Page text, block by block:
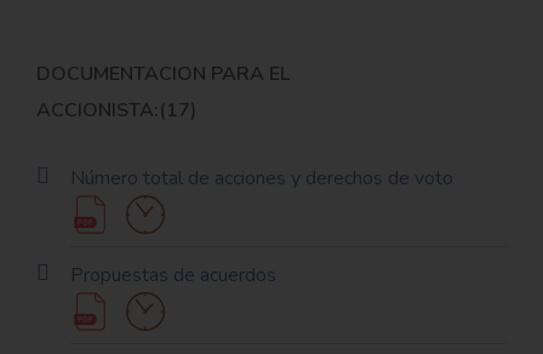
DOCUMENTACION PARA EL
ACCIONISTA:(17)
Número total de acciones y derechos de voto
Propuestas de acuerdos